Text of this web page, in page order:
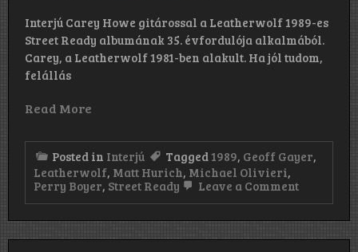
Interjú Carey Howe gitárossal a Leatherwolf 1989-es
Street Ready albumának 35. évfordulója alkalmából.
Carey, a Leatherwolf 1981-ben alakult. Ha jól tudom,
felállás
Read More
Posted in Interjú Tagged 1989, Geoff Gayer,
Leatherwolf, Matt Hurich, Michael Olivieri,
Perry Boyer, Street Ready Leave a Commenton
Ready